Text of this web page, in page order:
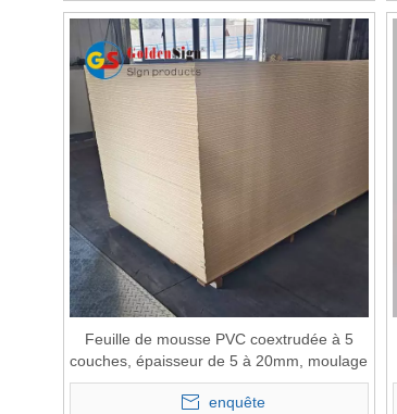
Feuille de mousse PVC coextrudée à 5
couches, épaisseur de 5 à 20mm, moulage
résistant à la chaleur et au feu, tailles de
services de découpe
enquête